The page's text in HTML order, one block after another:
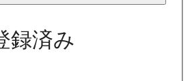
録済み